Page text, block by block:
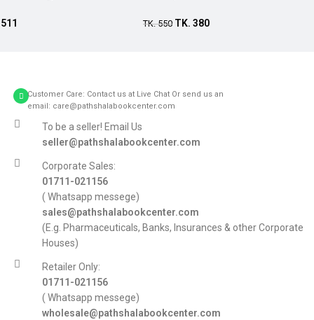
511 TK.550 TK. 380
Customer Care: Contact us at Live Chat Or send us an
email: care@pathshalabookcenter.com
To be a seller! Email Us
seller@pathshalabookcenter.com
Corporate Sales:
01711-021156
( Whatsapp messege)
sales@pathshalabookcenter.com
(E.g. Pharmaceuticals, Banks, Insurances & other Corporate
Houses)
Retailer Only:
01711-021156
( Whatsapp messege)
wholesale@pathshalabookcenter.com